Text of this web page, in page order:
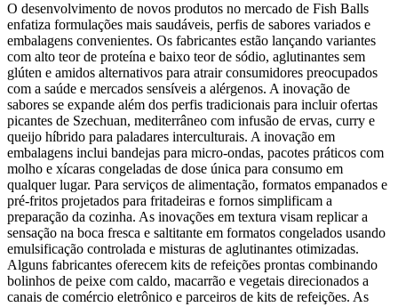
O desenvolvimento de novos produtos no mercado de Fish Balls
enfatiza formulações mais saudáveis, perfis de sabores variados e
embalagens convenientes. Os fabricantes estão lançando variantes
com alto teor de proteína e baixo teor de sódio, aglutinantes sem
glúten e amidos alternativos para atrair consumidores preocupados
com a saúde e mercados sensíveis a alérgenos. A inovação de
sabores se expande além dos perfis tradicionais para incluir ofertas
picantes de Szechuan, mediterrâneo com infusão de ervas, curry e
queijo híbrido para paladares interculturais. A inovação em
embalagens inclui bandejas para micro-ondas, pacotes práticos com
molho e xícaras congeladas de dose única para consumo em
qualquer lugar. Para serviços de alimentação, formatos empanados e
pré-fritos projetados para fritadeiras e fornos simplificam a
preparação da cozinha. As inovações em textura visam replicar a
sensação na boca fresca e saltitante em formatos congelados usando
emulsificação controlada e misturas de aglutinantes otimizadas.
Alguns fabricantes oferecem kits de refeições prontas combinando
bolinhos de peixe com caldo, macarrão e vegetais direcionados a
canais de comércio eletrônico e parceiros de kits de refeições. As